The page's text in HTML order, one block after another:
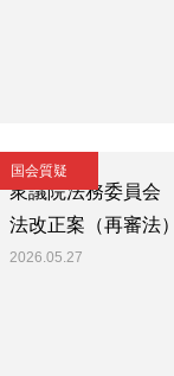
国会質疑
衆議院法務委員
法改正案（再審法
2026.05.27